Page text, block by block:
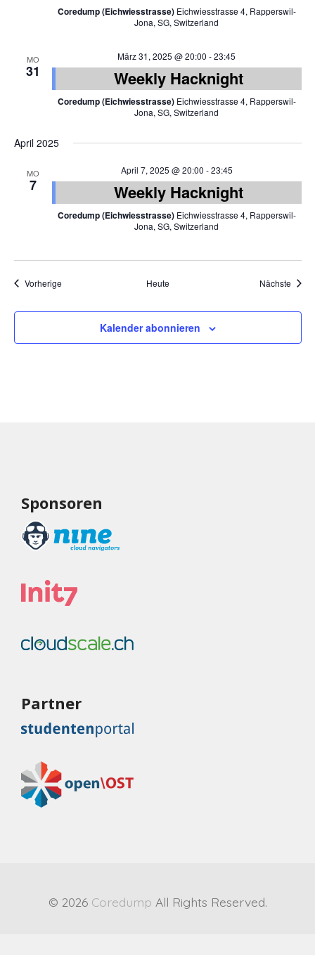
Coredump (Eichwiesstrasse) Eichwiesstrasse 4, Rapperswil-
Jona, SG, Switzerland
MO
31
März 31, 2025 @ 20:00 -23:45
Weekly Hacknight
Coredump (Eichwiesstrasse) Eichwiesstrasse 4, Rapperswil-
Jona, SG, Switzerland
April 2025
MO
7
April 7, 2025 @ 20:00 -23:45
Weekly Hacknight
Coredump (Eichwiesstrasse) Eichwiesstrasse 4, Rapperswil-
Jona, SG, Switzerland
VorherigeVeranstaltungen Heute Nächste
Kalender abonnieren
Sponsoren
Partner
© 2026 Coredump All Rights Reserved.